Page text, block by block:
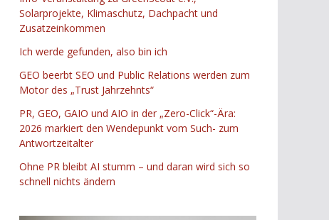
Solarprojekte, Klimaschutz, Dachpacht und
Zusatzeinkommen
Ich werde gefunden, also bin ich
GEO beerbt SEO und Public Relations werden zum
Motor des „Trust Jahrzehnts“
PR, GEO, GAIO und AIO in der „Zero-Click“-Ära:
2026 markiert den Wendepunkt vom Such- zum
Antwortzeitalter
Ohne PR bleibt AI stumm – und daran wird sich so
schnell nichts ändern